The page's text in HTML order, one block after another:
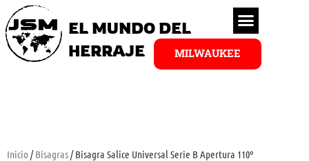
EL MUNDO DEL
HERRAJE
MILWAUKEE
Inicio /Bisagras/ Bisagra Salice Universal Serie B Apertura 110º